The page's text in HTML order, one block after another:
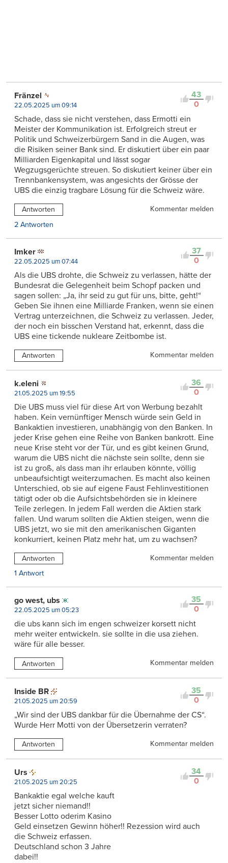
43
0
Fränzel
22.05.2025 um 09:14
Schade, dass sie nicht verstehen, dass Ermotti ein
Meister der Kommunikation ist. Erfolgreich streut er
Politik und Schweizerbürgern Sand in die Augen, was
die Risiken seiner Bank sind. Er diskutiert über ein paar
Milliarden Eigenkapital und lässt sogar
Wegzugsgerüchte streuen. So diskutiert keiner über ein
Trennbankensystem, was angesichts der Grösse der
UBS die einzig tragbare Lösung für die Schweiz wäre.
Antworten
Kommentar melden
2 Antworten
37
0
Imker
22.05.2025 um 07:44
Als die UBS drohte, die Schweiz zu verlassen, hätte der
Bundesrat die Gelegenheit beim Schopf packen und
sagen sollen: „Ja, ihr seid zu gut für uns, bitte, geht!“
Geben Sie ihnen eine Milliarde Franken, wenn sie einen
Vertrag unterzeichnen, die Schweiz zu verlassen. Jeder,
der noch ein bisschen Verstand hat, erkennt, dass die
UBS eine tickende nukleare Zeitbombe ist.
Antworten Kommentar melden
36
0
k.eleni
21.05.2025 um 19:55
Die UBS muss viel für diese Art von Werbung bezahlt
haben. Kein vernünftiger Mensch würde sein Geld in
Bankaktien investieren, unabhängig von den Banken. In
jeder Krise gehen eine Reihe von Banken bankrott. Eine
neue Krise steht vor der Tür, und es gibt keinen Grund,
warum die UBS nicht die nächste sein sollte, denn sie
ist zu groß, als dass man ihr erlauben könnte, völlig
unbeaufsichtigt weiterzumachen. Es macht also keinen
Unterschied, ob sie auf eigene Faust Fehlinvestitionen
tätigt oder ob die Aufsichtsbehörden sie in kleinere
Teile zerlegen. In jedem Fall werden die Aktien stark
fallen. Und warum sollten die Aktien steigen, wenn die
UBS jetzt, wo sie mit den amerikanischen Giganten
konkurriert, keinen Platz mehr hat, um zu wachsen?
Antworten
Kommentar melden
1 Antwort
35
0
go west, ubs
22.05.2025 um 05:23
die ubs kann sich im engen schweizer korsett nicht
mehr weiter entwickeln. sie sollte in die usa ziehen.
wäre für alle besser.
Antworten Kommentar melden
35
0
Inside BR
21.05.2025 um 20:59
„Wir sind der UBS dankbar für die Übernahme der CS“.
Wurde Herr Motti von der Übersetzerin verraten?
Antworten Kommentar melden
34
0
Urs
21.05.2025 um 20:25
Bankaktie egal welche kauft
jetzt sicher niemand!!
Besser Lotto oderim Kasino
Geld einsetzen Gewinn höher!! Rezession wird auch
die Schweiz erfassen.
Deutschland schon 3 Jahre
dabei!!